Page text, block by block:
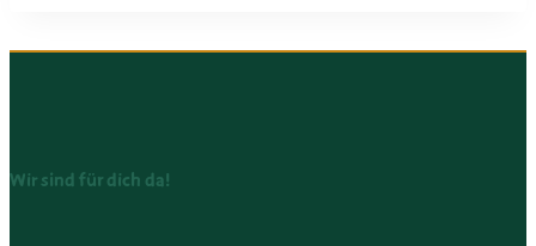
Wir sind für dich da!